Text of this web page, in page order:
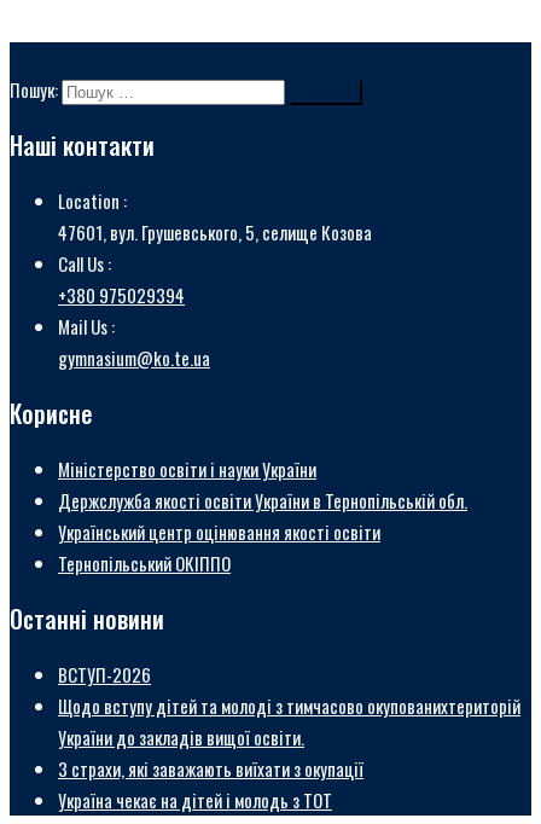
Пошук:
Наші контакти
Location :
47601, вул. Грушевського, 5, селище Козова
Call Us :
+380 975029394
Mail Us :
gymnasium@ko.te.ua
Корисне
Міністерство освіти і науки України
Держслужба якості освіти України в Тернопільській обл.
Український центр оцінювання якості освіти
Тернопільський ОКІППО
Останні новини
ВСТУП-2026
Щодо вступу дітей та молоді з тимчасово окупованихтериторій
України до закладів вищої освіти.
3 страхи, які заважають виїхати з окупації
Україна чекає на дітей і молодь з ТОТ